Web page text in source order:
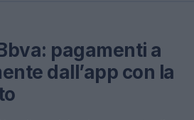
pagamenti a
dall’app con la